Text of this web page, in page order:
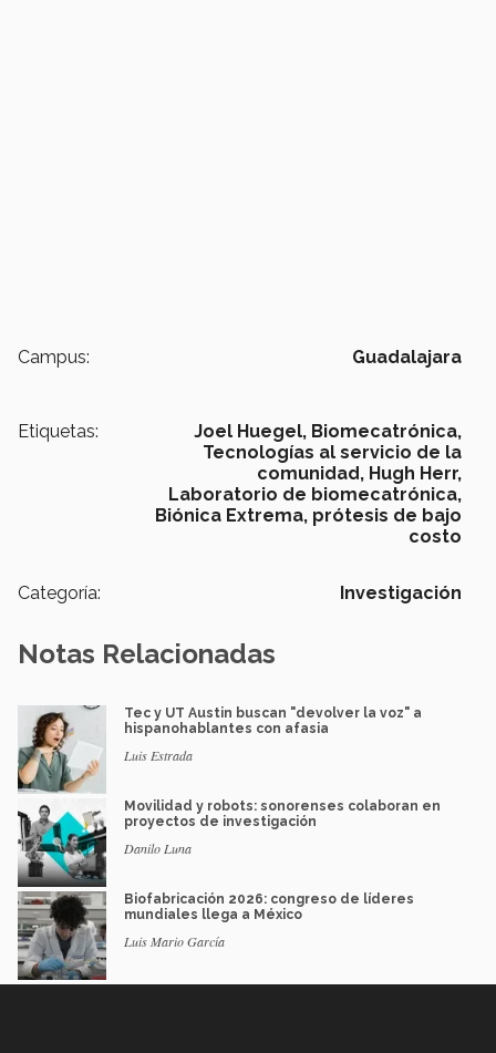
Campus: Guadalajara
Etiquetas: Joel Huegel, Biomecatrónica,
Tecnologías al servicio de la
comunidad, Hugh Herr,
Laboratorio de biomecatrónica,
Biónica Extrema, prótesis de bajo
costo
Categoría: Investigación
Notas Relacionadas
Tec y UT Austin buscan "devolver la voz" a
hispanohablantes con afasia
Luis Estrada
Movilidad y robots: sonorenses colaboran en
proyectos de investigación
Danilo Luna
Biofabricación 2026: congreso de líderes
mundiales llega a México
Luis Mario García